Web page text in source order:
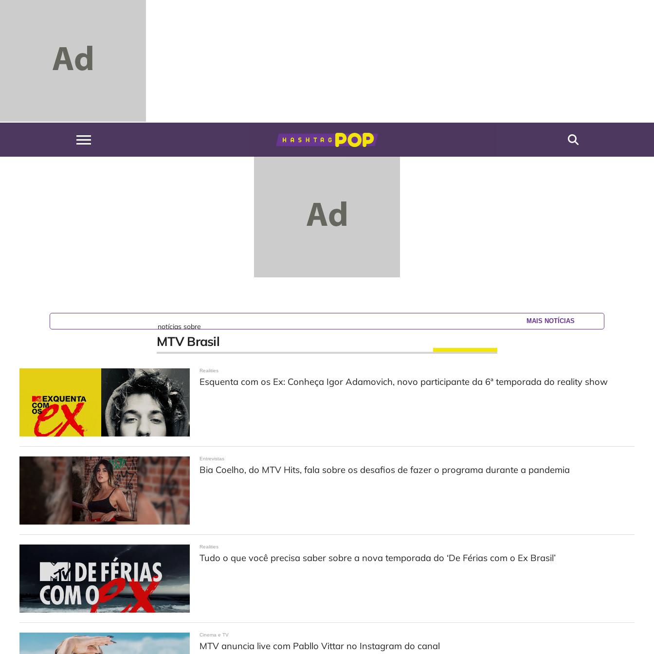
notícias sobre
MTV Brasil
Realities
Esquenta com os Ex: Conheça Igor Adamovich, novo participante da 6ª temporada do reality show
Entrevistas
Bia Coelho, do MTV Hits, fala sobre os desafios de fazer o programa durante a pandemia
Realities
Tudo o que você precisa saber sobre a nova temporada do ‘De Férias com o Ex Brasil’
Cinema e TV
MTV anuncia live com Pabllo Vittar no Instagram do canal
MAIS NOTÍCIAS